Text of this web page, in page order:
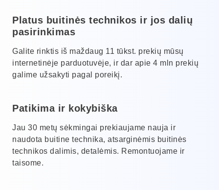
Platus buitinės technikos ir jos dalių
pasirinkimas
Galite rinktis iš maždaug 11 tūkst. prekių mūsų
internetinėje parduotuvėje, ir dar apie 4 mln prekių
galime užsakyti pagal poreikį.
Patikima ir kokybiška
Jau 30 metų sėkmingai prekiaujame nauja ir
naudota buitine technika, atsarginėmis buitinės
technikos dalimis, detalėmis. Remontuojame ir
taisome.